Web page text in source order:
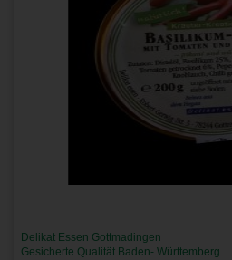
Delikat Essen Gottmadingen
Gesicherte Qualität Baden- Württemberg